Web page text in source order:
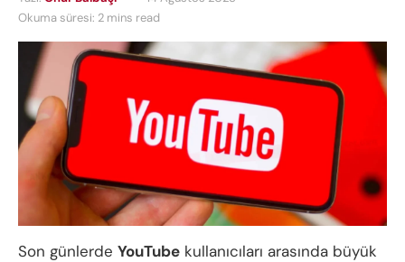
Okuma süresi: 2 mins read
Son günlerde YouTube kullanıcıları arasında büyük